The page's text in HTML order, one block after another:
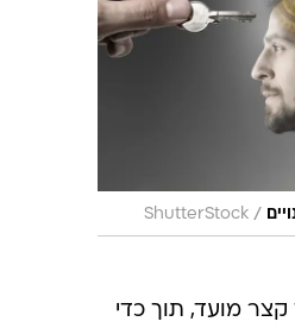
/
ShutterStock
מועד, תוך כדי